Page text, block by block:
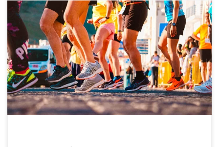
Un appel à projets « Maisons Sport-Santé » a été lancé
par le ministère des solidarités et de la santé le 25 mars
2019. Le ministère des Sports et le ministère des
Solidarités et de la Santé publient un cahier des charges
pour la reconnaissance des 101 (1 par département)
premières Maisons Sport-Santé dans le cadre […]